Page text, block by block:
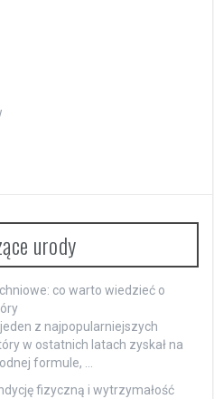
urody
co warto wiedzieć o
z najpopularniejszych
w ostatnich latach zyskał na
formule, …
fizyczną i wytrzymałość